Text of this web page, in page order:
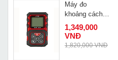
Máy đo
khoảng cách
laze Quaiyou
QY 1100
1,349,000
VNĐ
1,820,000 VNĐ